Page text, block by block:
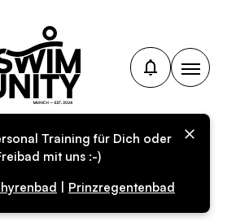
Training für Dich oder
mit uns :-)
Prinzregentenbad
Training für